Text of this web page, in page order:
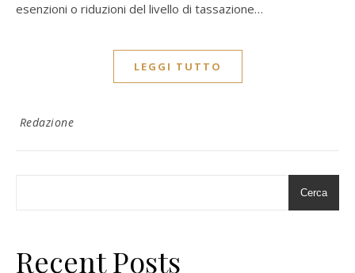
esenzioni o riduzioni del livello di tassazione…
LEGGI TUTTO
Redazione
Cerca
Recent Posts